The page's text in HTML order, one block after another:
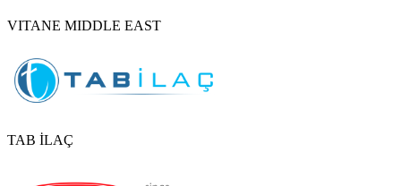
VITANE MIDDLE EAST
TAB İLAÇ